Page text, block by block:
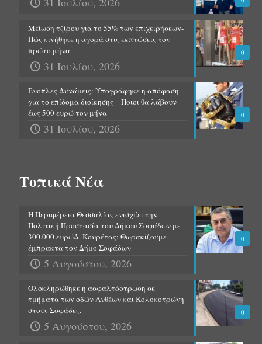
0
Μείωση τζίρου για το 55% των επιχειρήσεων-
Πώς κινήθηκε η αγορά στις εκπτώσεις τον
πρώτο μήνα
31 Ιουλίου, 2026
0
Ένοπλες Δυνάμεις: Υπογράφηκε η απόφαση
για το επίδομα διοίκησης – Ποιοι θα λάβουν
έως 500 ευρώ τον μήνα
31 Ιουλίου, 2026
Τοπικά Νέα
0
Η Περιφέρεια Θεσσαλίας ενισχύει την
Πολιτική Προστασία του Δήμου Σοφάδων με
300.000 ευρώΔ. Κουρέτας: Θωρακίζουμε
έμπρακτα τον Δήμο Σοφάδων
5 Αυγούστου, 2026
0
Ολοκληρώθηκε η ασφαλτόστρωση σε
τμήματα των οδών Ανθέων και Κολοκοτρώνη
στους Σοφάδες.
5 Αυγούστου, 2026